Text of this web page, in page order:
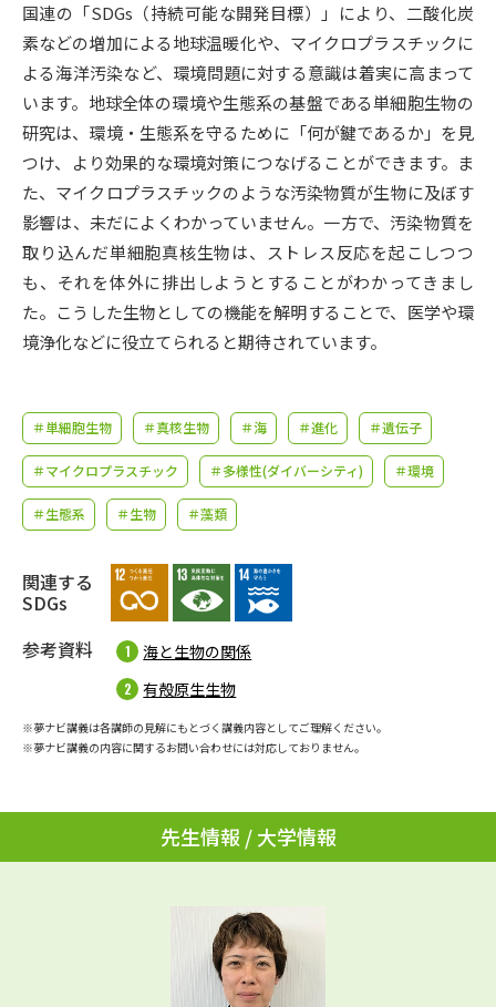
受験準備 資料検索
志望校・出願校を調べる
併願校選び 受験スケジュールを立てよう
先輩が入学を決めた理由 テレメール全国一斉進学調査
新生活お役立ちガイド
大学で学びたい学問発見
学問のミニ講義「夢ナビ講義」
学問の教科書 夢ナビライブ
ユーザーサポート
Ｑ＆Ａ よくあるご質問
資料の料金の
テレメール
国連の「SDGs（持続可能な開発目標）」により、二酸化炭
素などの増加による地球温暖化や、マイクロプラスチックに
よる海洋汚染など、環境問題に対する意識は着実に高まって
います。地球全体の環境や生態系の基盤である単細胞生物の
研究は、環境・生態系を守るために「何が鍵であるか」を見
つけ、より効果的な環境対策につなげることができます。ま
た、マイクロプラスチックのような汚染物質が生物に及ぼす
影響は、未だによくわかっていません。一方で、汚染物質を
取り込んだ単細胞真核生物は、ストレス反応を起こしつつ
も、それを体外に排出しようとすることがわかってきまし
た。こうした生物としての機能を解明することで、医学や環
境浄化などに役立てられると期待されています。
＃単細胞生物 ＃真核生物 ＃海 ＃進化 ＃遺伝子
＃マイクロプラスチック ＃多様性(ダイバーシティ) ＃環境
＃生態系 ＃生物 ＃藻類
関連する
SDGs
参考資料
海と生物の関係
有殻原生生物
※夢ナビ講義は各講師の見解にもとづく講義内容としてご理解ください。
※夢ナビ講義の内容に関するお問い合わせには対応しておりません。
先生情報 / 大学情報